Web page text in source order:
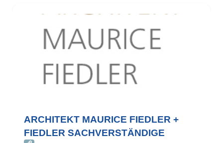
ARCHITEKT MAURICE FIEDLER +
FIEDLER SACHVERSTÄNDIGE